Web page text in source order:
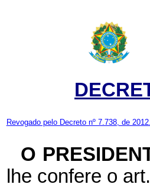
Revogado pelo Decreto nº 7.738, de 2012.
O
lhe confere o